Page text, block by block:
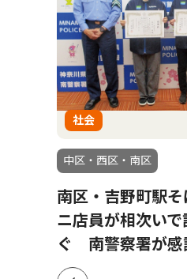
社会
中区・西区・南区
南区・吉野町駅
ニ店員が相次い
ぐ 南警察署が感